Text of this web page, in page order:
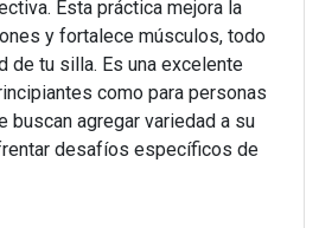
Esta práctica mejora la
y fortalece músculos, todo
de tu silla. Es una excelente
como para personas
buscan agregar variedad a su
desafíos específicos de